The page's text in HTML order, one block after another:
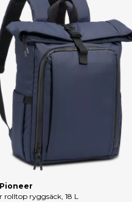
rolltop ryggsäck, 18 L